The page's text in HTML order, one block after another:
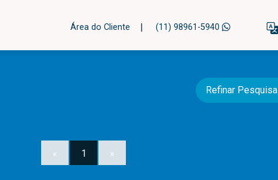
Área do Cliente | (11) 98961-5940
Refinar Pesquisa
« 1 »